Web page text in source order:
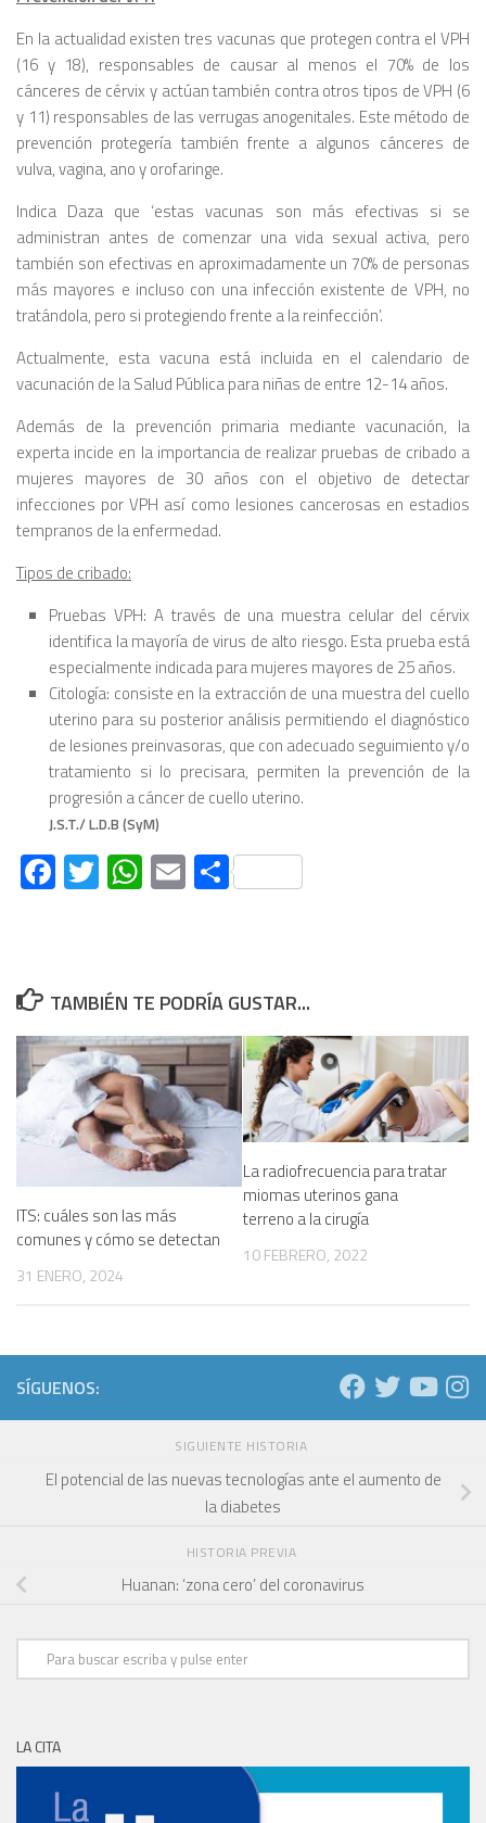
En la actualidad existen tres vacunas que protegen contra el VPH
(16 y 18), responsables de causar al menos el 70% de los
cánceres de cérvix y actúan también contra otros tipos de VPH (6
y 11) responsables de las verrugas anogenitales. Este método de
prevención protegería también frente a algunos cánceres de
vulva, vagina, ano y orofaringe.
Indica Daza que ‘estas vacunas son más efectivas si se
administran antes de comenzar una vida sexual activa, pero
también son efectivas en aproximadamente un 70% de personas
más mayores e incluso con una infección existente de VPH, no
tratándola, pero si protegiendo frente a la reinfección’.
Actualmente, esta vacuna está incluida en el calendario de
vacunación de la Salud Pública para niñas de entre 12-14 años.
Además de la prevención primaria mediante vacunación, la
experta incide en la importancia de realizar pruebas de cribado a
mujeres mayores de 30 años con el objetivo de detectar
infecciones por VPH así como lesiones cancerosas en estadios
tempranos de la enfermedad.
Tipos de cribado:
Pruebas VPH: A través de una muestra celular del cérvix
identifica la mayoría de virus de alto riesgo. Esta prueba está
especialmente indicada para mujeres mayores de 25 años.
Citología: consiste en la extracción de una muestra del cuello
uterino para su posterior análisis permitiendo el diagnóstico
de lesiones preinvasoras, que con adecuado seguimiento y/o
tratamiento si lo precisara, permiten la prevención de la
progresión a cáncer de cuello uterino.
J.S.T./ L.D.B (SyM)
Facebook
Twitter
WhatsApp
EmailCompartir
TAMBIÉN TE PODRÍA GUSTAR...
ITS: cuáles son las más
comunes y cómo se detectan
31 ENERO, 2024
La radiofrecuencia para tratar
miomas uterinos gana
terreno a la cirugía
10 FEBRERO, 2022
SÍGUENOS:
SIGUIENTE HISTORIA
El potencial de las nuevas tecnologías ante el aumento de
la diabetes
HISTORIA PREVIA
Huanan: ‘zona cero’ del coronavirus
LA CITA